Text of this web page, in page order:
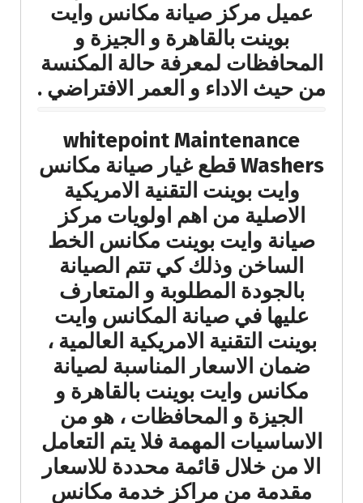
عميل مركز صيانة مكانس وايت
بوينت بالقاهرة و الجيزة و
المحافظات لمعرفة حالة المكنسة
من حيث الاداء و العمر الافتراضي .
whitepoint Maintenance
Washers قطع غيار صيانة مكانس
وايت بوينت التقنية الامريكية
الاصلية من اهم اولويات مركز
صيانة وايت بوينت مكانس الخط
الساخن وذلك كي تتم الصيانة
بالجودة المطلوبة و المتعارف
عليها في صيانة المكانس وايت
بوينت التقنية الامريكية العالمية ،
ضمان الاسعار المناسبة لصيانة
مكانس وايت بوينت بالقاهرة و
الجيزة و المحافظات ، هو من
الاساسيات المهمة فلا يتم التعامل
الا من خلال قائمة محددة للاسعار
مقدمة من مراكز خدمة مكانس